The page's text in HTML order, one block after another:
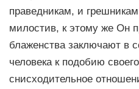
праведникам, и
милостив, к этому же Он
блаженства заключают в
человека к подобию
снисходительное